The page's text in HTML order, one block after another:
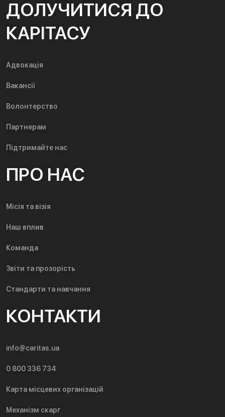
ДОЛУЧИТИСЯ ДО
КАРІТАСУ
Адвокація
Вакансії
Волонтерство
Партнерам
Підтримайте нас
ПРО НАС
Місія та візія
Наш вплив
Команда
Звіти та прозорість
Стандарти та навчання
КОНТАКТИ
info@caritas.ua
0 800 336 734
Карта місцевих організацій
Механізм скарг